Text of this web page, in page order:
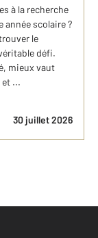
à la recherche
année scolaire ?
le
défi.
mieux vaut
...
30 juillet 2026